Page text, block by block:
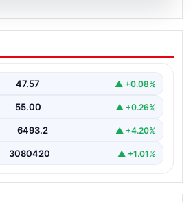
nedir, neleri kapsıyor?
vizyonu ve yasal
sıkça karşılaşılan önemli
47.57 ▲ +0.08%
55.00 ▲ +0.26%
6493.2 ▲ +4.20%
3080420 ▲ +1.01%